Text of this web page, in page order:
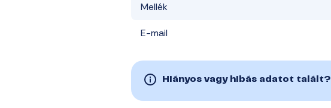
Mellék
E-mail
Hiányos vagy hibás adatot talált?